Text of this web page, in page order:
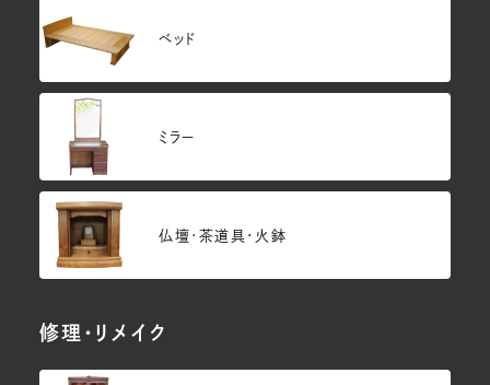
ベッド
ミラー
仏壇･茶道具・火鉢
修理・リメイク